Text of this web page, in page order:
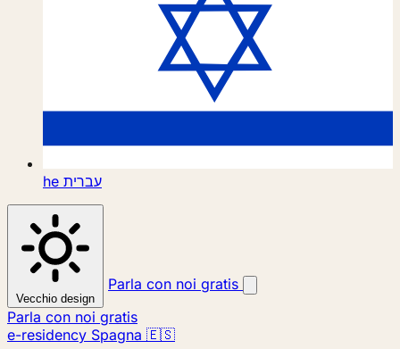
he עברית
Vecchio design
Parla con noi gratis
Parla con noi gratis
e-residency Spagna 🇪🇸